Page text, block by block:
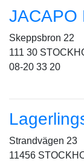
JACAPO
Skeppsbron 22
111 30
08-20 33 20
Strandvägen 23
11456